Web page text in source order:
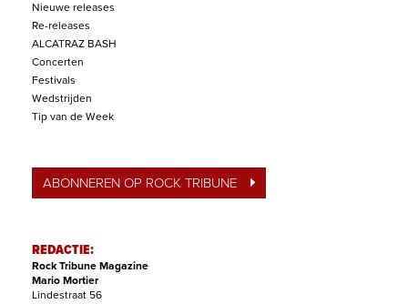
Nieuwe releases
Re-releases
ALCATRAZ BASH
Concerten
Festivals
Wedstrijden
Tip van de Week
ABONNEREN OP ROCK TRIBUNE
REDACTIE:
Rock Tribune Magazine
Mario Mortier
Lindestraat 56